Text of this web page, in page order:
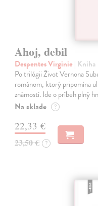
Ahoj, debil
Despentes Virginie | Kniha
Po trilógii Život Vernona
románom, ktorý pripomína
známostí. Ide o príbeh plný
Na sklade ?
22,33 €
23,50 € ?